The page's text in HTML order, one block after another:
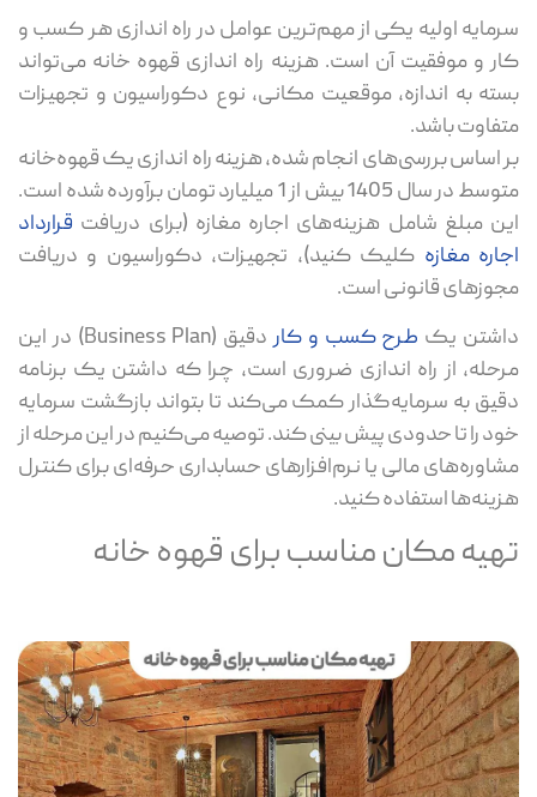
سرمایه اولیه یکی از مهم‌ترین عوامل در راه اندازی هر کسب و
کار و موفقیت آن است. هزینه راه اندازی قهوه خانه می‌تواند
بسته به اندازه، موقعیت مکانی، نوع دکوراسیون و تجهیزات
متفاوت باشد.
بر اساس بررسی‌های انجام شده، هزینه راه اندازی یک قهوه‌خانه
متوسط در سال 1405 بیش از 1 میلیارد تومان برآورده شده است.
این مبلغ شامل هزینه‌های اجاره مغازه (برای دریافت قرارداد
اجاره مغازه کلیک کنید)، تجهیزات، دکوراسیون و دریافت
مجوزهای قانونی است.
داشتن یک طرح کسب و کار
دقیق (Business Plan) در این
مرحله، از راه اندازی ضروری است، چرا که داشتن یک برنامه
دقیق به سرمایه‌گذار کمک می‌کند تا بتواند بازگشت سرمایه
خود را تا حدودی پیش بینی کند. توصیه می‌کنیم در این مرحله از
مشاوره‌های مالی یا نرم‌افزارهای حسابداری حرفه‌ای برای کنترل
هزینه‌ها استفاده کنید.
تهیه مکان مناسب برای قهوه خانه